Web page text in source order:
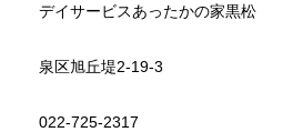
デイサービスあったかの家黒松
泉区旭丘堤2-19-3
022-725-2317